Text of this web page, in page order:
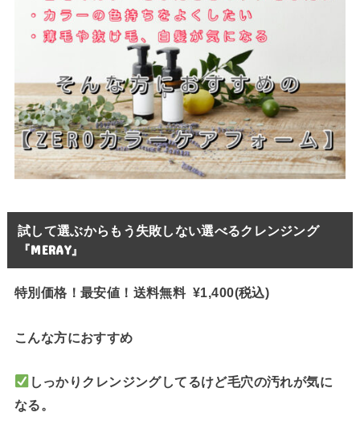
試して選ぶからもう失敗しない選べるクレンジング
『MERAY』
特別価格！最安値！送料無料 ¥1,400(税込)
こんな方におすすめ
しっかりクレンジングしてるけど毛穴の汚れが気に
なる。